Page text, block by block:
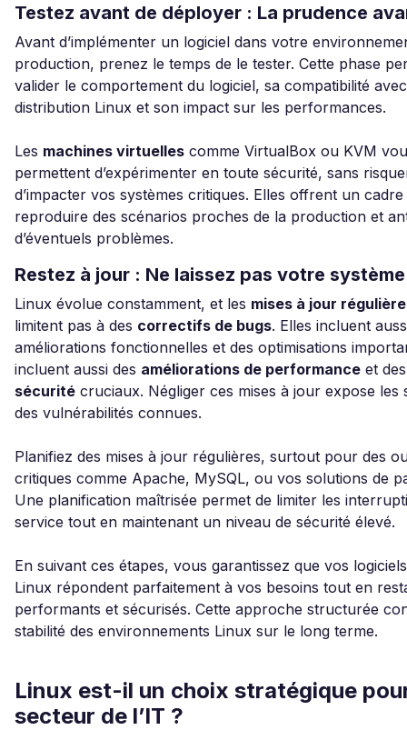
Testez avant de déployer : La prudence
Avant d’implémenter un logiciel dans votre
production, prenez le temps de le tester. Cette phase
valider le comportement du logiciel, sa compatibilité
distribution Linux et son impact sur les performances.
Les machines virtuelles comme VirtualBox ou KVM
permettent d’expérimenter en toute sécurité, sans
d’impacter vos systèmes critiques. Elles offrent un
reproduire des scénarios proches de la production et
d’éventuels problèmes.
Restez à jour : Ne laissez pas votre
Linux évolue constamment, et les mises à jour
limitent pas à des correctifs de bugs. Elles incluent
améliorations fonctionnelles et des optimisations
incluent aussi des améliorations de performance et
sécurité cruciaux. Négliger ces mises à jour expose les
des vulnérabilités connues.
Planifiez des mises à jour régulières, surtout pour des
critiques comme Apache, MySQL, ou vos solutions de
Une planification maîtrisée permet de limiter les
service tout en maintenant un niveau de sécurité élevé.
En suivant ces étapes, vous garantissez que vos
Linux répondent parfaitement à vos besoins tout en
performants et sécurisés. Cette approche structurée
stabilité des environnements Linux sur le long terme.
Linux est-il un choix stratégique
secteur de l’IT ?